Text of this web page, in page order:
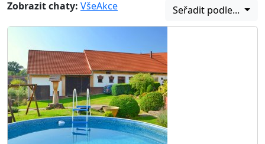
Zobrazit chaty: VšeAkce Seřadit podle...